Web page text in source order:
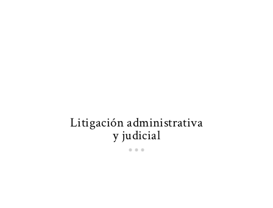
Litigación administrativa
y judicial